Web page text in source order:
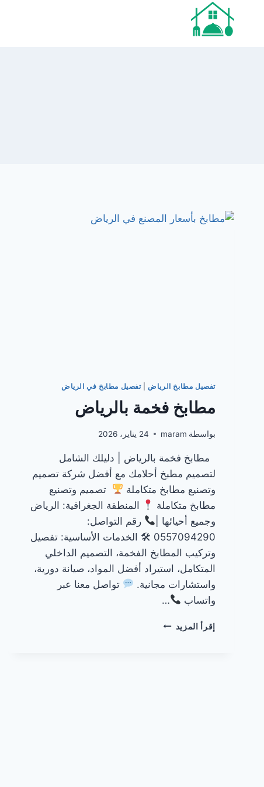
المحتوى
تفصيل مطابخ الرياض|تفصيل مطابخ في الرياض
مطابخ فخمة بالرياض
بواسطة maram 24 يناير، 2026
مطابخ فخمة بالرياض | دليلك الشامل
لتصميم مطبخ أحلامك مع أفضل شركة تصميم
وتصنيع مطابخ متكاملة
تصميم وتصنيع
مطابخ متكاملة
المنطقة الجغرافية: الرياض
وجميع أحيائها |
رقم التواصل:
0557094290 🛠 الخدمات الأساسية: تفصيل
وتركيب المطابخ الفخمة، التصميم الداخلي
المتكامل، استيراد أفضل المواد، صيانة دورية،
واستشارات مجانية.
تواصل معنا عبر
واتساب
…
إقرأ المزيد مطابخ